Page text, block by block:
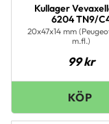
Kullager
6204 TN9/
20x47x14 mm
m.fl.)
99kr